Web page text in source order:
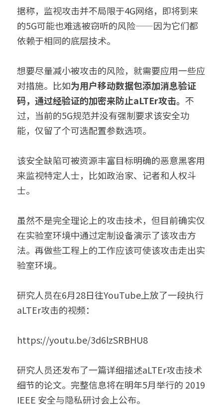
据称，监视攻击并不局限于4G网络，即将到来
的5G可能也难逃被窃听的风险——因为它们都
依赖于相同的底层技术。
想要尽量减小被攻击的风险，就需要应用一些应
对措施。比如为用户移动数据包添加消息验证
码，通过经验证的加密来防止aLTEr攻击。 不
过，当前的5G规范并没有强制要求该安全功
能，仅留了个可选配置参数选项。
该安全缺陷可被资源丰富目标明确的恶意黑客用
来监视特定人士，比如政治家、记者和人权斗
士。
虽然不是完全理论上的攻击技术，但目前确实仅
在实验室环境中通过定制设备演示了该攻击方
法。再做些工程上的工作应该可使该攻击走出实
验室环境。
研究人员在6月28日往YouTube上放了一段执行
aLTEr攻击的视频：
https://youtu.be/3d6lzSRBHU8
研究人员还发布了一篇详细描述aLTEr攻击技术
细节的论文。完整信息将在明年5月举行的 2019
IEEE 安全与隐私研讨会上公布。